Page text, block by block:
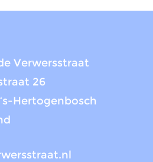
Verwersstraat
26
‘s-Hertogenbosch